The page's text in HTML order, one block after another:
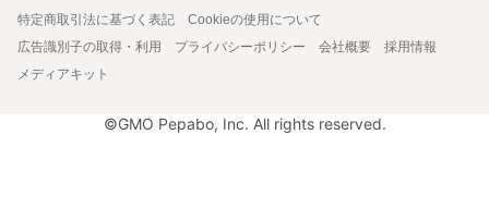
特定商取引法に基づく表記
Cookieの使用について
広告識別子の取得・利用
プライバシーポリシー 会社概要
採用情報
メディアキット
©GMO Pepabo, Inc. All rights reserved.